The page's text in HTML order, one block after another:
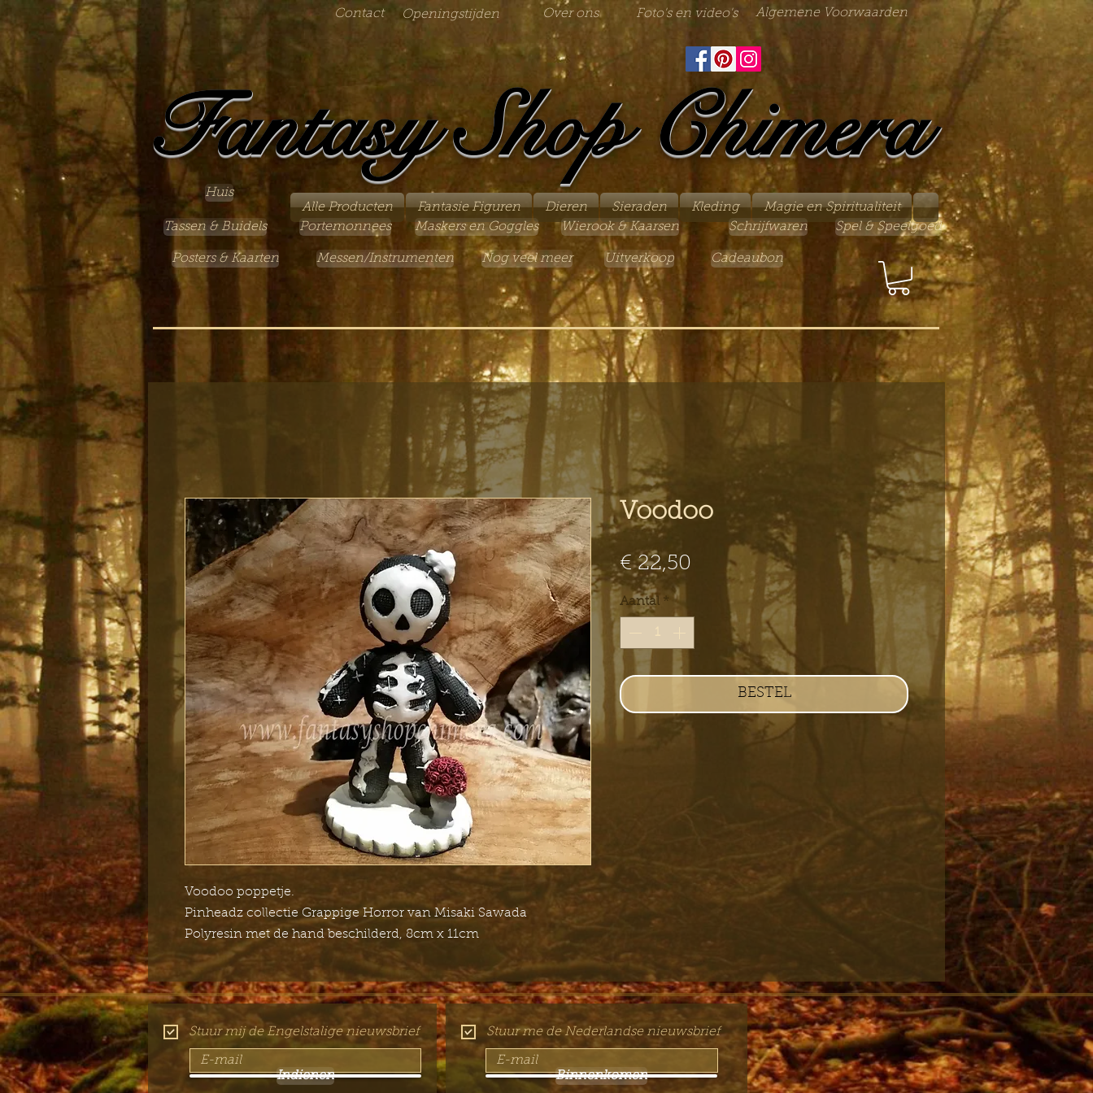
Contact Openingstijden Over ons Foto's en video's Algemene Voorwaarden
Fantasy Shop Chimera
Huis
Alle Producten
Fantasie Figuren Dieren Sieraden Kleding
Magie en Spiritualiteit
Tassen & Buidels
Portemonnees Maskers en Goggles Wierook & Kaarsen Schrijfwaren
Posters & Kaarten Messen/Instrumenten Nog veel meer Uitverkoop Cadeaubon
Spel & Speelgoed
Voodoo poppetje.
Pinheadz collectie Grappige Horror van Misaki Sawada
Polyresin met de hand beschilderd, 8cm x 11cm
Voodoo
€ 22,50 Prijs
Aantal *
BESTEL
Stuur mij de Engelstalige nieuwsbrief
Indienen
Stuur me de Nederlandse nieuwsbrief
Binnenkomen